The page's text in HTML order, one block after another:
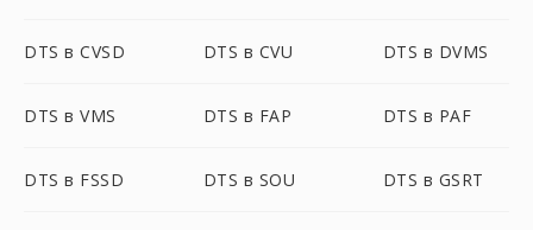
DTS в CVSD DTS в CVU DTS в DVMS
DTS в VMS DTS в FAP DTS в PAF
DTS в FSSD DTS в SOU DTS в GSRT